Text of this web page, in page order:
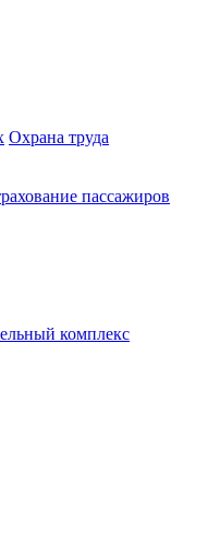
Охрана труда
пассажиров
комплекс